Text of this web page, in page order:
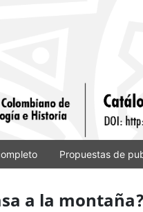
Propuestas de
a la montaña?